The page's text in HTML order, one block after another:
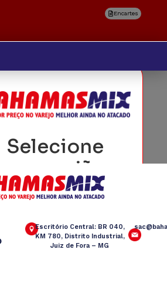
Selecione
sua região
Confirmar
Encartes
Mix
297 – Alvorada
Escritório Central: BR 040,
KM 780, Distrito Industrial,
Juiz de Fora – MG